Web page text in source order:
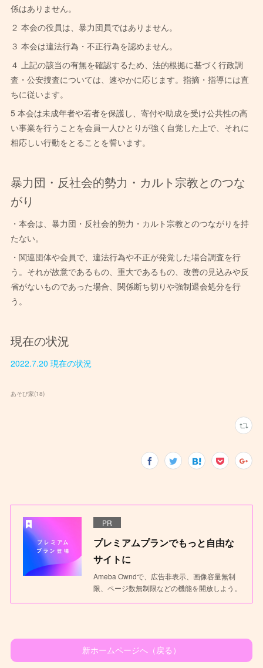
係はありません。
２ 本会の役員は、暴力団員ではありません。
３ 本会は違法行為・不正行為を認めません。
４ 上記の該当の有無を確認するため、法的根拠に基づく行政調
査・公安捜査については、速やかに応じます。指摘・指導には直
ちに従います。
5 本会は未成年者や若者を保護し、寄付や助成を受け公共性の高
い事業を行うことを会員一人ひとりが強く自覚した上で、それに
相応しい行動をとることを誓います。
暴力団・反社会的勢力・カルト宗教とのつな
がり
・本会は、暴力団・反社会的勢力・カルト宗教とのつながりを持
たない。
・関連団体や会員で、違法行為や不正が発覚した場合調査を行
う。それが故意であるもの、重大であるもの、改善の見込みや反
省がないものであった場合、関係断ち切りや強制退会処分を行
う。
現在の状況
2022.7.20 現在の状況
あそび家(18)
PR
プレミアムプランでもっと自由な
サイトに
Ameba Owndで、広告非表示、画像容量無制
限、ページ数無制限などの機能を開放しよう。
新ホームページへ（戻る）